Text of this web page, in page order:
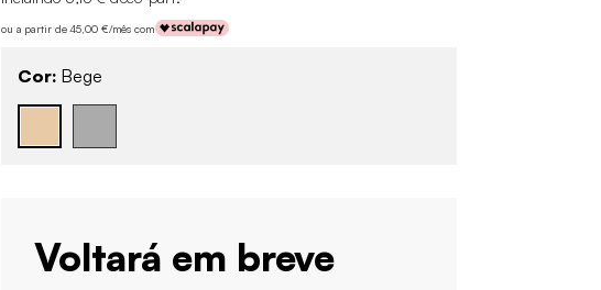
ou a partir de 45,00 €/mês com
Cor: Bege
Voltará em breve